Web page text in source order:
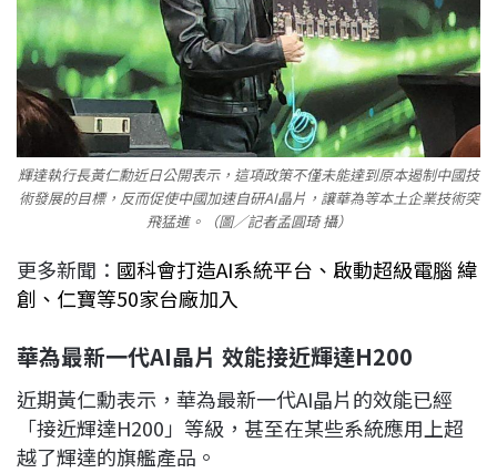
輝達執行長黃仁勳近日公開表示，這項政策不僅未能達到原本遏制中國技
術發展的目標，反而促使中國加速自研AI晶片，讓華為等本土企業技術突
飛猛進。（圖／記者孟圓琦 攝）
更多新聞： 國科會打造AI系統平台、啟動超級電腦 緯
創、仁寶等50家台廠加入
華為最新一代AI晶片 效能接近輝達H200
近期黃仁勳表示，華為最新一代AI晶片的效能已經
「接近輝達H200」等級，甚至在某些系統應用上超
越了輝達的旗艦產品。